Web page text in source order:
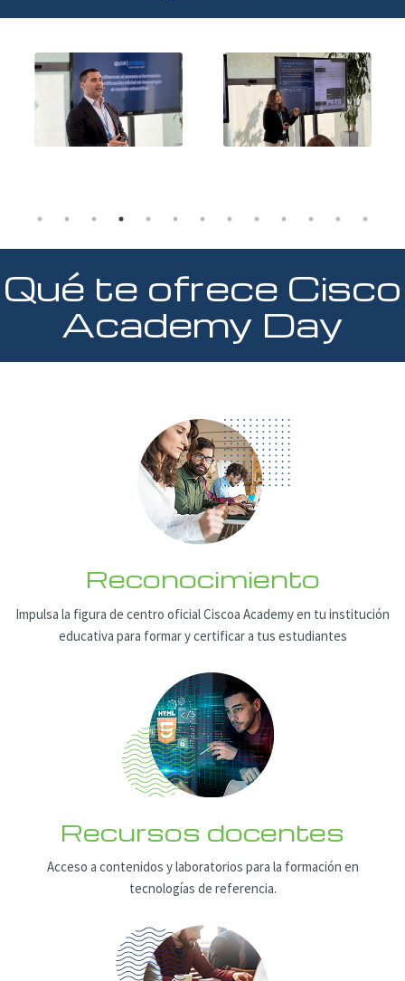
1 2 3 4 5 6 7 8 9 10 11 12 13
Qué te ofrece Cisco
Academy Day
Reconocimiento
Impulsa la figura de centro oficial Ciscoa Academy en tu institución
educativa para formar y certificar a tus estudiantes
Recursos docentes
Acceso a contenidos y laboratorios para la formación en
tecnologías de referencia.